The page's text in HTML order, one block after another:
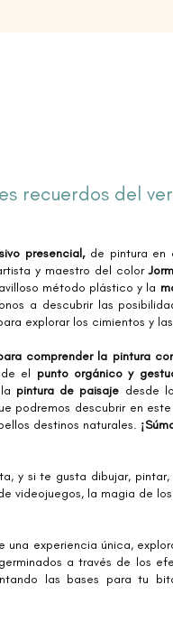
recuerdos del
presencial,de pintura en
y maestro del color
método plástico y la
a descubrir las
explorar los cimientos y
comprender la pintura
el punto orgánico y
pintura de paisaje desde
podremos descubrir en
destinos naturales.
y si te gusta dibujar,
videojuegos, la magia de
una experiencia única,
a través de los
las bases para tu